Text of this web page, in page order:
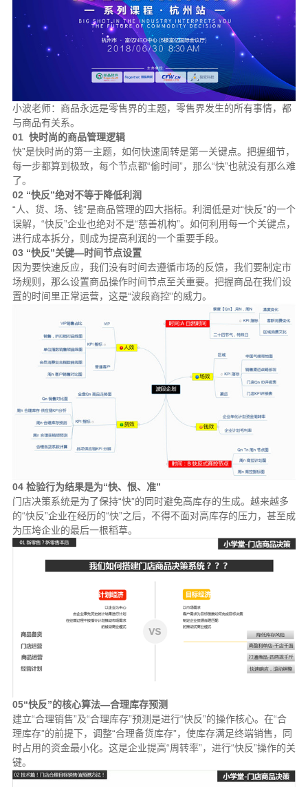
小波老师：商品永远是零售界的主题，零售界发生的所有事情，都
与商品有关系。
01 快时尚的商品管理逻辑
快”是快时尚的第一主题，如何快速周转是第一关键点。把握细节，
每一步都算到极致，每个节点都“偷时间”，那么“快”也就没有那么难
了。
02 “快反”绝对不等于降低利润
“人、货、场、钱”是商品管理的四大指标。利润低是对“快反”的一个
误解，“快反”企业也绝对不是“慈善机构”。如何利用每一个关键点，
进行成本拆分，则成为提高利润的一个重要手段。
03 “快反”关键—时间节点设置
因为要快速反应，我们没有时间去遵循市场的反馈，我们要制定市
场规则，那么设置商品操作时间节点至关重要。把握商品在我们设
置的时间里正常运营，这是“波段商控”的威力。
04 检验行为结果是为“快、恨、准”
门店决策系统是为了保持“快”的同时避免高库存的生成。越来越多
的“快反”企业在经历的“快”之后，不得不面对高库存的压力，甚至成
为压垮企业的最后一根稻草。
05“快反”的核心算法—合理库存预测
建立“合理销售”及“合理库存”预测是进行“快反”的操作核心。在“合
理库存”的前提下，调整“合理备货库存”，使库存满足终端销售，同
时占用的资金最小化。这是企业提高“周转率”，进行“快反”操作的关
键。